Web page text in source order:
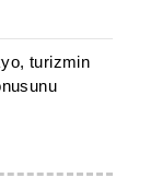
turizmin